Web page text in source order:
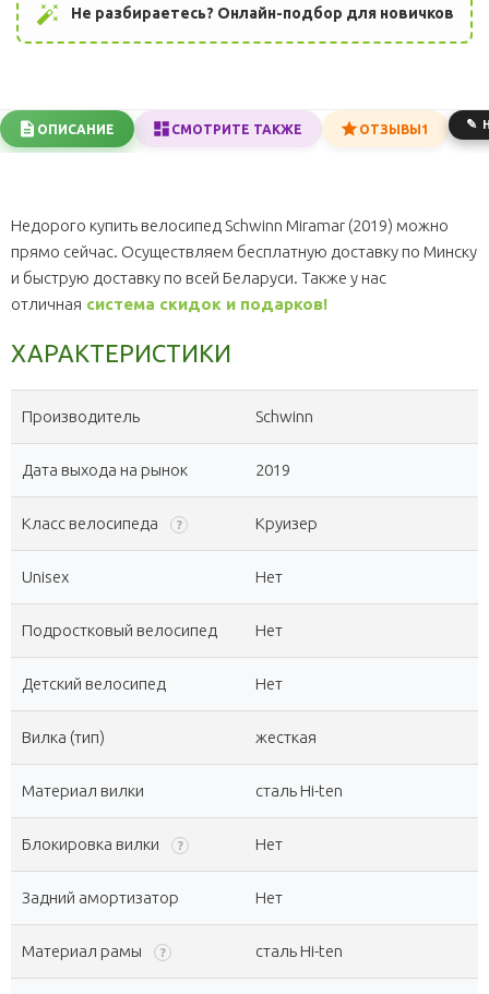
auto_fix_high Не разбираетесь? Онлайн-подбор для новичков
ОПИСАНИЕ СМОТРИТЕ ТАКЖЕ ОТЗЫВЫ1
Недорого купить велосипед Schwinn Miramar (2019) можно
прямо сейчас. Осуществляем бесплатную доставку по Минску
и быструю доставку по всей Беларуси. Также у нас
отличная система скидок и подарков!
ХАРАКТЕРИСТИКИ
Производитель Schwinn
Дата выхода на рынок 2019
Класс велосипеда ? Круизер
Unisex Нет
Подростковый велосипед Нет
Детский велосипед Нет
Вилка (тип) жесткая
Материал вилки сталь Hi-ten
Блокировка вилки ? Нет
Задний амортизатор Нет
Материал рамы ? сталь Hi-ten